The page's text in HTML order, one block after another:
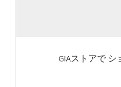
GIAストアで シ